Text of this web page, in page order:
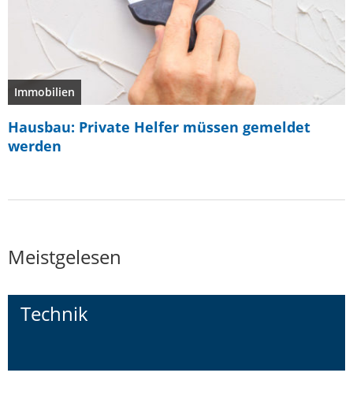
Immobilien
Hausbau: Private Helfer müssen gemeldet
werden
Meistgelesen
Technik